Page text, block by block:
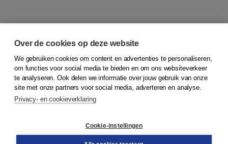
© 2026Koninklijke Boom uitgevers
Bestellen
Over de cookies op deze website
We gebruiken cookies om content en advertenties te personaliseren,
om functies voor social media te bieden en om ons websiteverkeer
te analyseren. Ook delen we informatie over jouw gebruik van onze
site met onze partners voor social media, adverteren en analyse.
Privacy- en cookieverklaring
Cookie-instellingen